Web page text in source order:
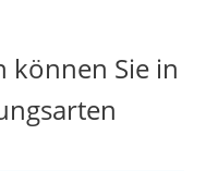
können Sie in